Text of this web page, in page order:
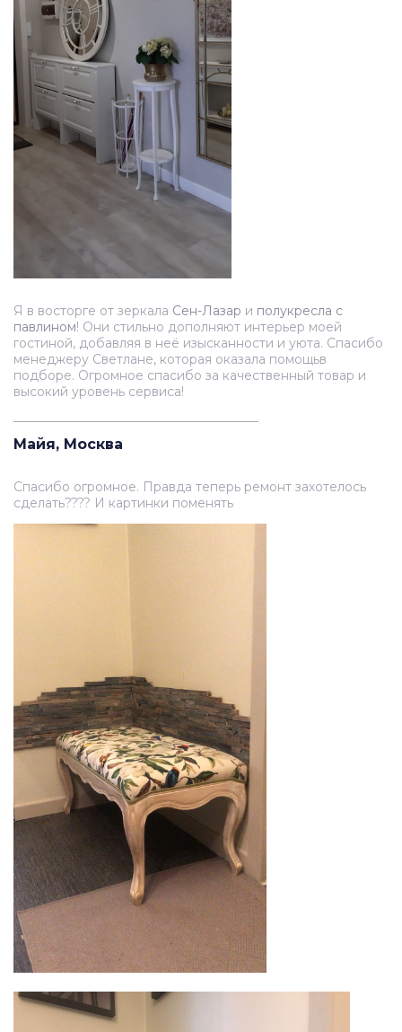
Я в восторге от зеркала Сен-Лазар и полукресла с
павлином! Они стильно дополняют интерьер моей
гостиной, добавляя в неё изысканности и уюта. Спасибо
менеджеру Светлане, которая оказала помощьв
подборе. Огромное спасибо за качественный товар и
высокий уровень сервиса!
Майя, Москва
Спасибо огромное. Правда теперь ремонт захотелось
сделать???? И картинки поменять